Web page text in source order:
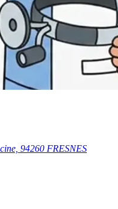
94260 FRESNES